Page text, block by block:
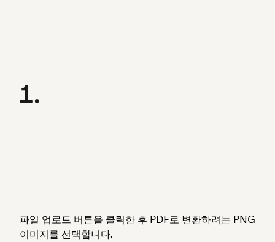
파일 업로드 버튼을 클릭한 후 PDF로 변환하려는 PNG
이미지를 선택합니다.